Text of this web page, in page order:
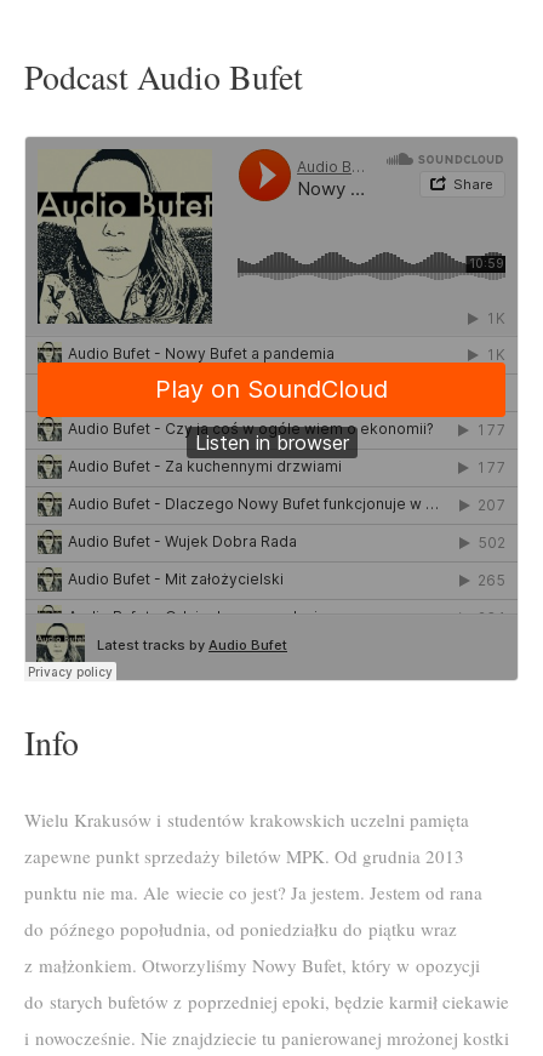
Podcast Audio Bufet
Info
Wielu Krakusów i studentów krakowskich uczelni pamięta
zapewne punkt sprzedaży biletów MPK. Od grudnia 2013
punktu nie ma. Ale wiecie co jest? Ja jestem. Jestem od rana
do późnego popołudnia, od poniedziałku do piątku wraz
z małżonkiem. Otworzyliśmy Nowy Bufet, który w opozycji
do starych bufetów z poprzedniej epoki, będzie karmił ciekawie
i nowocześnie. Nie znajdziecie tu panierowanej mrożonej kostki